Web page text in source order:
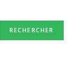
RECHERCHER